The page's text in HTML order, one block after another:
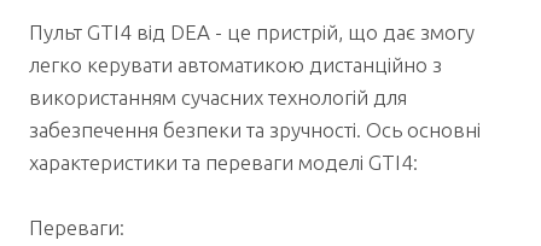
Пульт GTI4 від DEA - це пристрій, що дає змогу
легко керувати автоматикою дистанційно з
використанням сучасних технологій для
забезпечення безпеки та зручності. Ось основні
характеристики та переваги моделі GTI4:
Переваги: